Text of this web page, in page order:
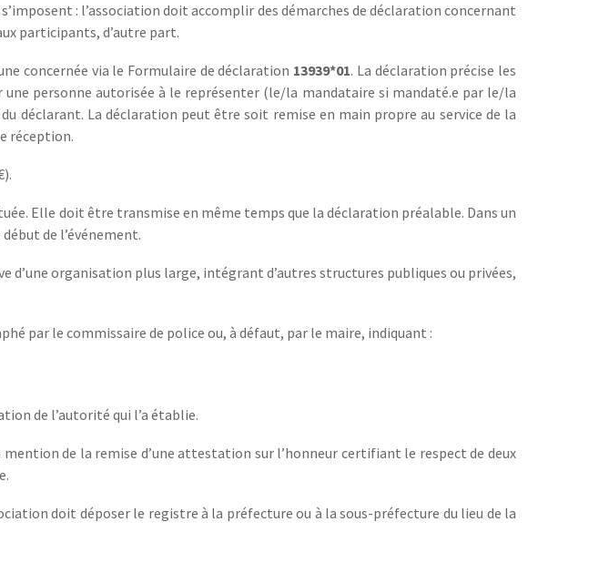
: l’association doit accomplir des démarches de déclaration concernant
participants, d’autre part.
concernée via le Formulaire de déclaration 13939*01. La déclaration précise les
personne autorisée à le représenter (le/la mandataire si mandaté.e par le/la
déclarant. La déclaration peut être soit remise en main propre au service de la
réception.
Elle doit être transmise en même temps que la déclaration préalable. Dans un
de l’événement.
d’une organisation plus large, intégrant d’autres structures publiques ou privées,
par le commissaire de police ou, à défaut, par le maire, indiquant :
de l’autorité qui l’a établie.
de la remise d’une attestation sur l’honneur certifiant le respect de deux
doit déposer le registre à la préfecture ou à la sous-préfecture du lieu de la